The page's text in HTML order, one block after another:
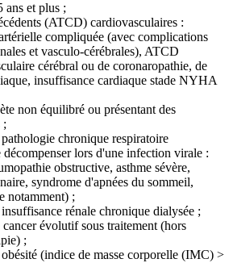
ans et plus ;
(ATCD) cardiovasculaires :
compliquée (avec complications
et vasculo-cérébrales), ATCD
cérébral ou de coronaropathie, de
insuffisance cardiaque stade NYHA
non équilibré ou présentant des
;
pathologie chronique respiratoire
décompenser lors d'une infection virale :
obstructive, asthme sévère,
syndrome d'apnées du sommeil,
notamment) ;
rénale chronique dialysée ;
évolutif sous traitement (hors
;
obésité (indice de masse corporelle (IMC) >